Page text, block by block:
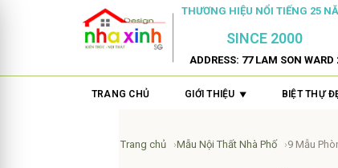
THƯƠNG HIỆU NỔI TIẾNG 25
SINCE 2000
ADDRESS: 77 LAM SON
TRANG CHỦ GIỚI THIỆU BIỆT THỰ
Trang chủ Mẫu Nội Thất Nhà Phố 9 Mẫu